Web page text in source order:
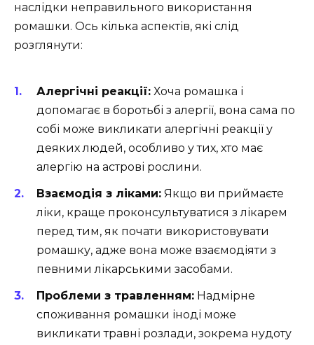
наслідки неправильного використання
ромашки. Ось кілька аспектів, які слід
розглянути:
Алергічні реакції: Хоча ромашка і
допомагає в боротьбі з алергії, вона сама по
собі може викликати алергічні реакції у
деяких людей, особливо у тих, хто має
алергію на астрові рослини.
Взаємодія з ліками: Якщо ви приймаєте
ліки, краще проконсультуватися з лікарем
перед тим, як почати використовувати
ромашку, адже вона може взаємодіяти з
певними лікарськими засобами.
Проблеми з травленням: Надмірне
споживання ромашки іноді може
викликати травні розлади, зокрема нудоту